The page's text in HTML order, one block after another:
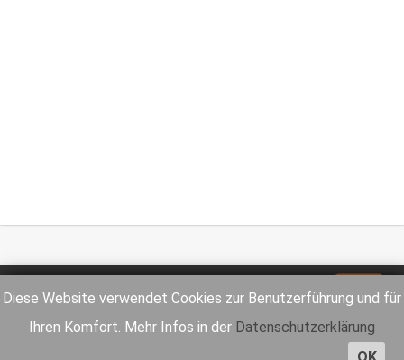
Diese Website verwendet Cookies zur Benutzerführung und für
Ihren Komfort. Mehr Infos in der Datenschutzerklärung